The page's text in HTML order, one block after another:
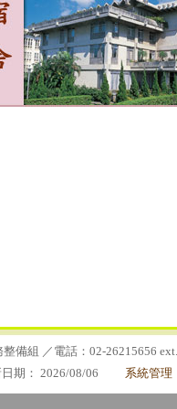
組 ／電話：02-26215656
期： 2026/08/06 系統管理